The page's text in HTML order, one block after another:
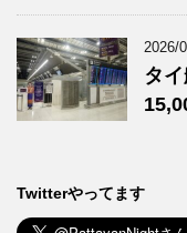
2026/
タ
Twitterやってます